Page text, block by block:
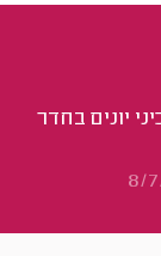
יונים בחדר